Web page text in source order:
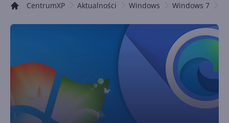
CentrumXP Aktualności Windows Windows 7